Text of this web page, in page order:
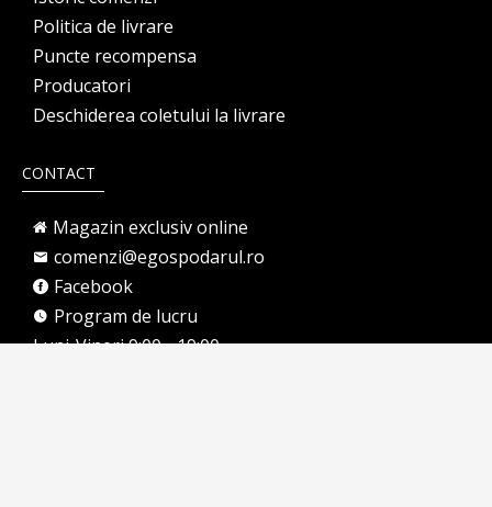
Politica de livrare
Puncte recompensa
Producatori
Deschiderea coletului la livrare
CONTACT
Magazin exclusiv online
comenzi@egospodarul.ro
Facebook
Program de lucru
Luni-Vineri 9:00 - 19:00